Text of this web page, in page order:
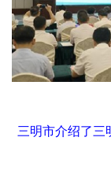
三明市介绍了三